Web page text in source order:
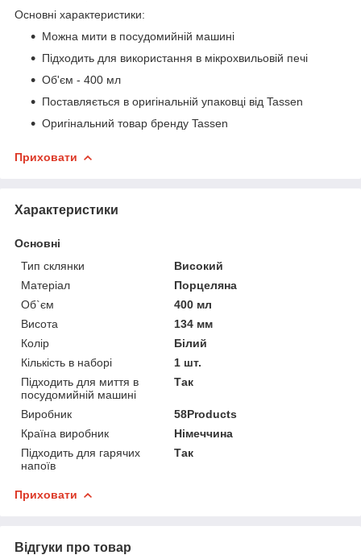
Основні характеристики:
Можна мити в посудомийній машині
Підходить для використання в мікрохвильовій печі
Об'єм - 400 мл
Поставляється в оригінальній упаковці від Tassen
Оригінальний товар бренду Tassen
Приховати
Характеристики
Основні
Тип склянки
Високий
Матеріал
Порцеляна
Об`єм
400 мл
Висота
134 мм
Колір
Білий
Кількість в наборі
1 шт.
Підходить для миття в
посудомийній машині
Так
Виробник
58Products
Країна виробник
Німеччина
Підходить для гарячих
напоїв
Так
Приховати
Відгуки про товар